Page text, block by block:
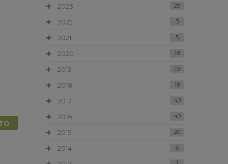
2023 29
2022 3
2021 5
2020 18
2019 19
2018 18
2017 40
2016 40
2015 20
2014 6